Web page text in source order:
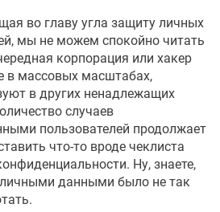
во главу угла защиту личных
мы не можем спокойно читать
корпорация или хакер
в массовых масштабах,
в других ненадлежащих
случаев
пользователей продолжает
что-то вроде чеклиста
Ну, знаете,
данными было не так